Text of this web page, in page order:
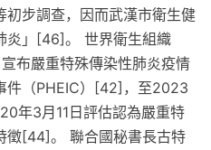
初步調查，因而武漢市衛生健
炎」[46]。 世界衛生組織
布嚴重特殊傳染性肺炎疫情
件（PHEIC）[42]，至2023
年3月11日評估認為嚴重特
徵[44]。 聯合國秘書長古特